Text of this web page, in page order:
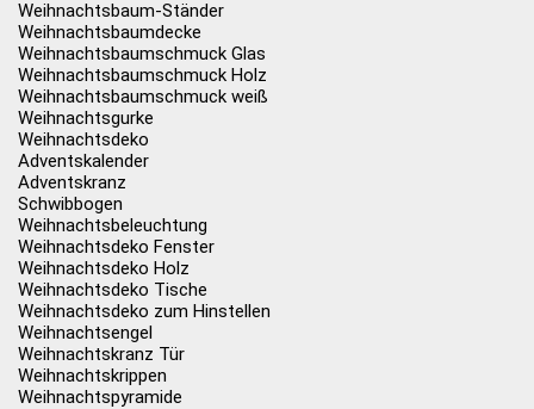
Weihnachtsbaum-Ständer
Weihnachtsbaumdecke
Weihnachtsbaumschmuck Glas
Weihnachtsbaumschmuck Holz
Weihnachtsbaumschmuck weiß
Weihnachtsgurke
Weihnachtsdeko
Adventskalender
Adventskranz
Schwibbogen
Weihnachtsbeleuchtung
Weihnachtsdeko Fenster
Weihnachtsdeko Holz
Weihnachtsdeko Tische
Weihnachtsdeko zum Hinstellen
Weihnachtsengel
Weihnachtskranz Tür
Weihnachtskrippen
Weihnachtspyramide